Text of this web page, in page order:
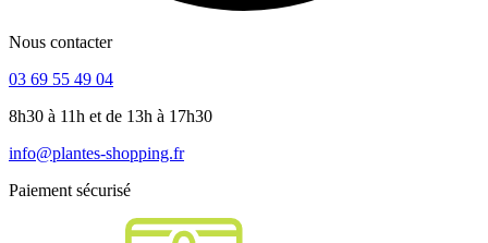
Nous contacter
03 69 55 49 04
8h30 à 11h et de 13h à 17h30
info@plantes-shopping.fr
Paiement sécurisé